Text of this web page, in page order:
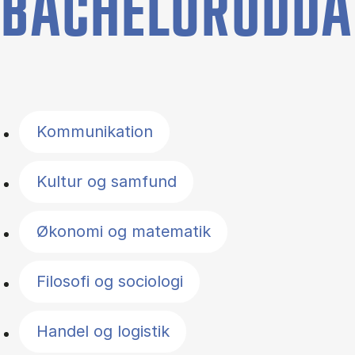
Kommunikation
Kultur og samfund
Økonomi og matematik
Filosofi og sociologi
Handel og logistik